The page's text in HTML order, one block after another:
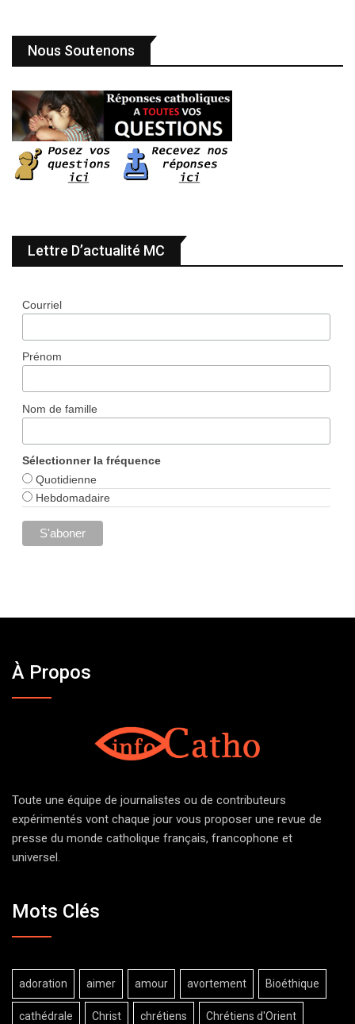
Nous Soutenons
Lettre D’actualité MC
Courriel
Prénom
Nom de famille
Sélectionner la fréquence
Quotidienne
Hebdomadaire
À Propos
Toute une équipe de journalistes ou de contributeurs
expérimentés vont chaque jour vous proposer une revue de
presse du monde catholique français, francophone et
universel.
Mots Clés
adoration aimer amour avortement Bioéthique
cathédrale Christ chrétiens Chrétiens d'Orient